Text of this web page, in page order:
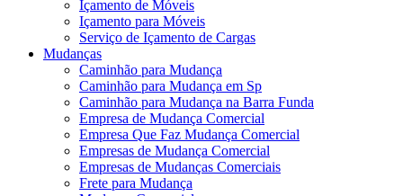
Içamento de Móveis
Içamento para Móveis
Serviço de Içamento de Cargas
Mudanças
Caminhão para Mudança
Caminhão para Mudança em Sp
Caminhão para Mudança na Barra Funda
Empresa de Mudança Comercial
Empresa Que Faz Mudança Comercial
Empresas de Mudança Comercial
Empresas de Mudanças Comerciais
Frete para Mudança